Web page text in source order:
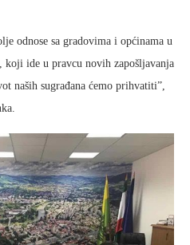
odnose sa gradovima i općinama u
ide u pravcu novih zapošljavanja
naših sugrađana ćemo prihvatiti”,